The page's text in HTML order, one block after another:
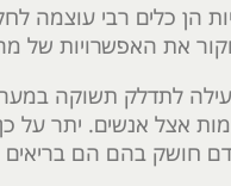
הן כלים רבי עוצמה
את האפשרויות של
לתדלק תשוקה
אצל אנשים. יתר על
חושק בהם הם בריאים